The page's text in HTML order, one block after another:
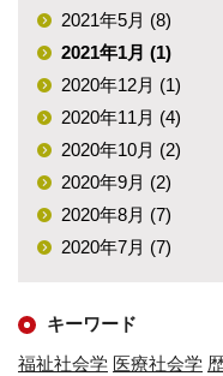
2021年5月 (8)
2021年1月 (1)
2020年12月 (1)
2020年11月 (4)
2020年10月 (2)
2020年9月 (2)
2020年8月 (7)
2020年7月 (7)
キーワード
福祉社会学 医療社会学